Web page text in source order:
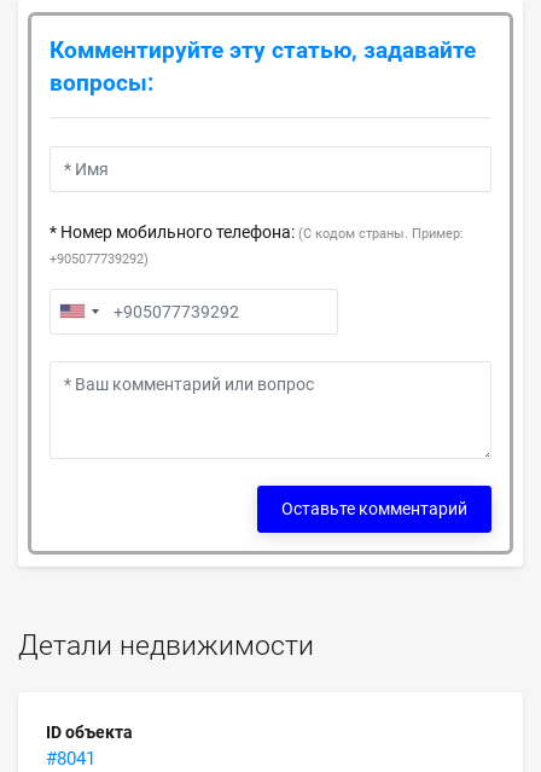
Детали недвижимости
ID объекта
#8041
Комментируйте эту статью, задавайте
вопросы:
* Номер мобильного телефона: (С кодом страны. Пример:
+905077739292)
Оставьте комментарий